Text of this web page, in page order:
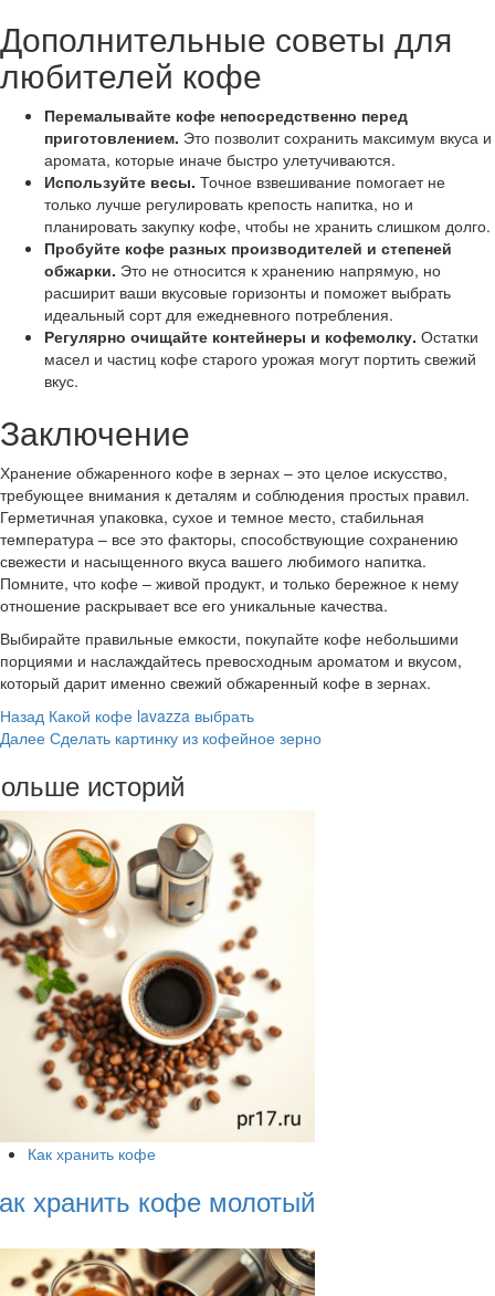
Дополнительные советы для
любителей кофе
Перемалывайте кофе непосредственно перед
приготовлением. Это позволит сохранить максимум вкуса и
аромата, которые иначе быстро улетучиваются.
Используйте весы. Точное взвешивание помогает не
только лучше регулировать крепость напитка, но и
планировать закупку кофе, чтобы не хранить слишком долго.
Пробуйте кофе разных производителей и степеней
обжарки. Это не относится к хранению напрямую, но
расширит ваши вкусовые горизонты и поможет выбрать
идеальный сорт для ежедневного потребления.
Регулярно очищайте контейнеры и кофемолку. Остатки
масел и частиц кофе старого урожая могут портить свежий
вкус.
Заключение
Хранение обжаренного кофе в зернах – это целое искусство,
требующее внимания к деталям и соблюдения простых правил.
Герметичная упаковка, сухое и темное место, стабильная
температура – все это факторы, способствующие сохранению
свежести и насыщенного вкуса вашего любимого напитка.
Помните, что кофе – живой продукт, и только бережное к нему
отношение раскрывает все его уникальные качества.
Выбирайте правильные емкости, покупайте кофе небольшими
порциями и наслаждайтесь превосходным ароматом и вкусом,
который дарит именно свежий обжаренный кофе в зернах.
Post
Navigation
Назад Какой кофе lavazza выбрать
Далее Сделать картинку из кофейное зерно
историй
Как хранить кофе
хранить кофе молотый